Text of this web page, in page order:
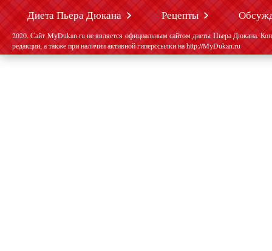
Диета Пьера Дюкана Рецепты
2020. Сайт MyDukan.ru не является официальным сайтом диеты Пьера Дюкана.
редакции, а также при наличии активной гиперссылки на http://MyDukan.ru